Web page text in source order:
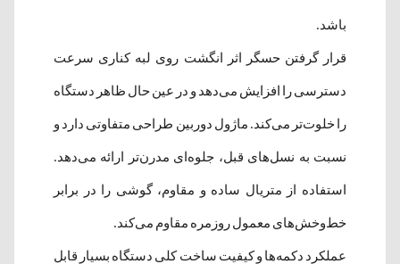
باشد.
قرار گرفتن حسگر اثر انگشت روی لبه کناری سرعت
دسترسی را افزایش می‌دهد و در عین حال ظاهر دستگاه
را خلوت‌تر می‌کند. ماژول دوربین طراحی متفاوتی دارد و
نسبت به نسل‌های قبل، جلوه‌ای مدرن‌تر ارائه می‌دهد.
استفاده از متریال ساده و مقاوم، گوشی را در برابر
خط‌وخش‌های معمول روزمره مقاوم می‌کند.
عملکرد دکمه‌ها و کیفیت ساخت کلی دستگاه بسیار قابل